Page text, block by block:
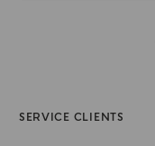
SERVICE CLIENTS